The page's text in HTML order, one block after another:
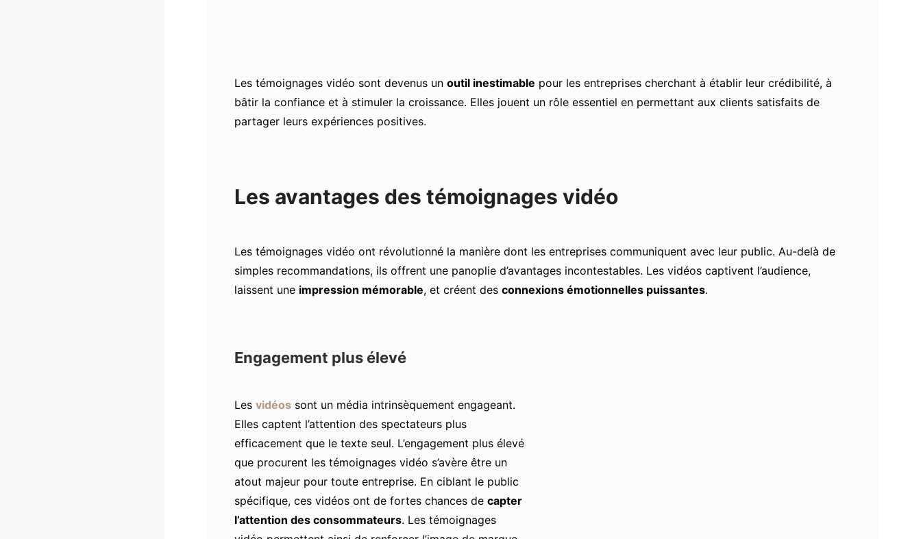
Les témoignages vidéo sont devenus un outil inestimable pour les entreprises cherchant à établir leur crédibilité, à
bâtir la confiance et à stimuler la croissance. Elles jouent un rôle essentiel en permettant aux clients satisfaits de
partager leurs expériences positives.
Les avantages des témoignages vidéo
Les témoignages vidéo ont révolutionné la manière dont les entreprises communiquent avec leur public. Au-delà de
simples recommandations, ils offrent une panoplie d’avantages incontestables. Les vidéos captivent l’audience,
laissent une impression mémorable, et créent des connexions émotionnelles puissantes.
Engagement plus élevé
Les vidéos sont un média intrinsèquement engageant.
Elles captent l’attention des spectateurs plus
efficacement que le texte seul. L’engagement plus élevé
que procurent les témoignages vidéo s’avère être un
atout majeur pour toute entreprise. En ciblant le public
spécifique, ces vidéos ont de fortes chances de capter
l’attention des consommateurs. Les témoignages